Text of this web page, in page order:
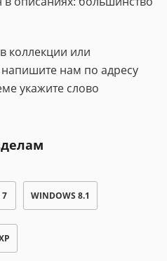
коллекции или
нам по адресу
укажите слово
7 WINDOWS 8.1